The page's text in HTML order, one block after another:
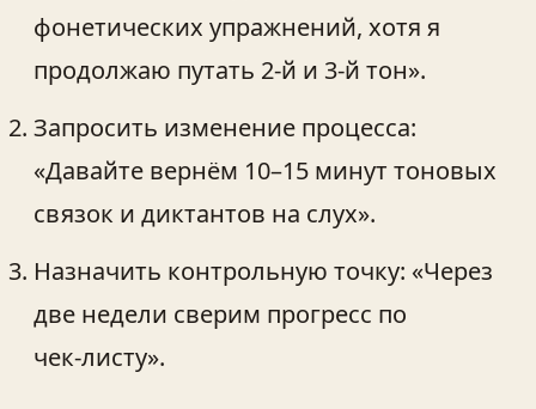
фонетических упражнений, хотя я
продолжаю путать 2‑й и 3‑й тон».
Запросить изменение процесса:
«Давайте вернём 10–15 минут тоновых
связок и диктантов на слух».
Назначить контрольную точку: «Через
две недели сверим прогресс по
чек‑листу».